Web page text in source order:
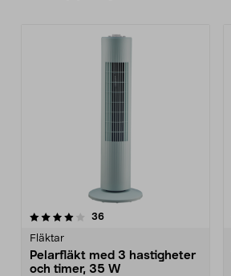
36recensioner
Fläktar
Pelarfläkt med 3 hastigheter
och timer, 35 W
3.5 av 5 stjärnor